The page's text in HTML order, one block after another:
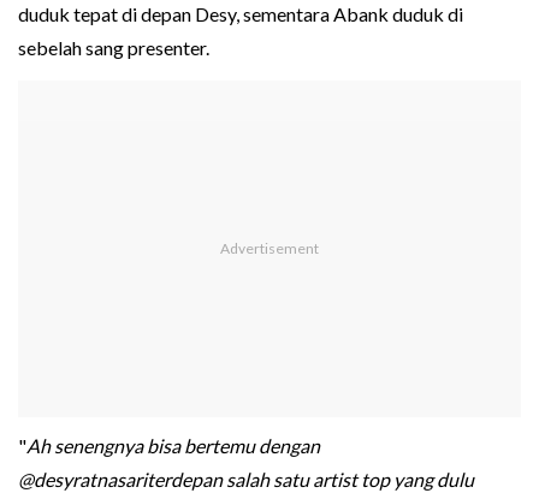
duduk tepat di depan Desy, sementara Abank duduk di
sebelah sang presenter.
"Ah senengnya bisa bertemu dengan
@desyratnasariterdepan salah satu artist top yang dulu